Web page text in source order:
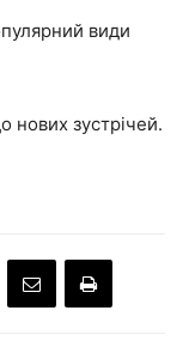
види
нових зустрічей.